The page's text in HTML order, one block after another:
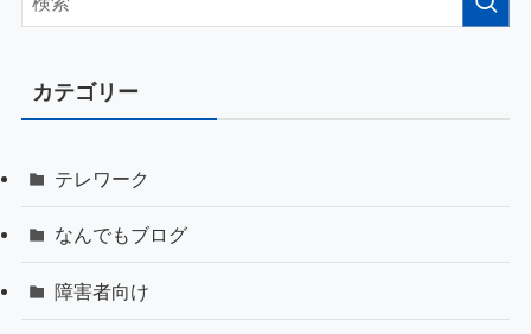
カテゴリー
テレワーク
なんでもブログ
障害者向け